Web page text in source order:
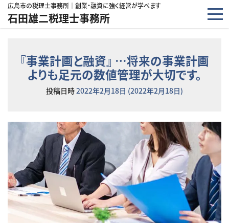
コンテンツへスキップ
広島市の税理士事務所｜創業・融資に強く経営が学べます
石田雄二税理士事務所
『事業計画と融資』 …将来の事業計画
よりも足元の数値管理が大切です。
投稿日時2022年2月18日 (2022年2月18日)